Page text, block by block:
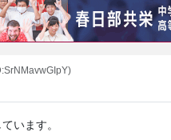
います。